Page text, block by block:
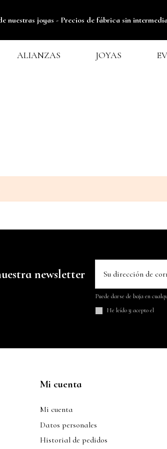
nuestras joyas - Precios de fábrica sin
ALIANZAS JOYAS
newsletter
Puede darse de baja en
He leído y acepto el
Mi cuenta
Mi cuenta
Datos personales
Historial de pedidos